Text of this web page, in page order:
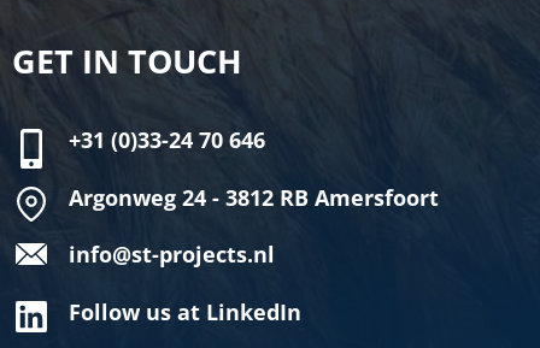
GET IN TOUCH
+31 (0)33-24 70 646
Argonweg 24 - 3812 RB Amersfoort
info@st-projects.nl
Follow us at LinkedIn